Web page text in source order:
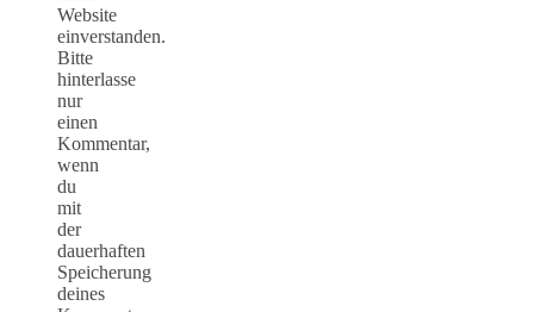
Website
einverstanden.
Bitte
hinterlasse
nur
einen
Kommentar,
wenn
du
mit
der
dauerhaften
Speicherung
deines